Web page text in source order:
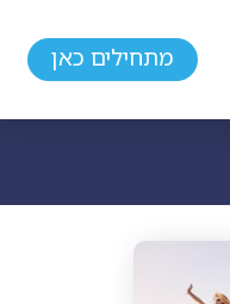
מתחילים כאן